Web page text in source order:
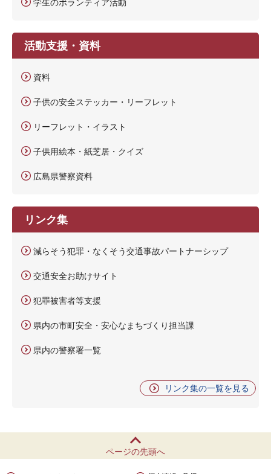
活動支援・資料
資料
子供の安全ステッカー・リーフレット
リーフレット・イラスト
子供用絵本・紙芝居・クイズ
広島県警察資料
リンク集
減らそう犯罪・なくそう交通事故パートナーシップ
交通安全お助けサイト
犯罪被害者等支援
県内の市町安全・安心なまちづくり担当課
県内の警察署一覧
リンク集の一覧を見る
ページの先頭へ